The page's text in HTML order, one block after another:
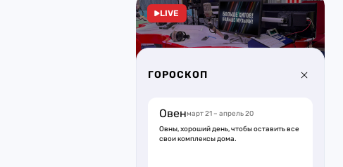
LIVE
ГОРОСКОП
Овенмарт 21 – апрель 20
Овны, хороший день, чтобы оставить все
свои комплексы дома.